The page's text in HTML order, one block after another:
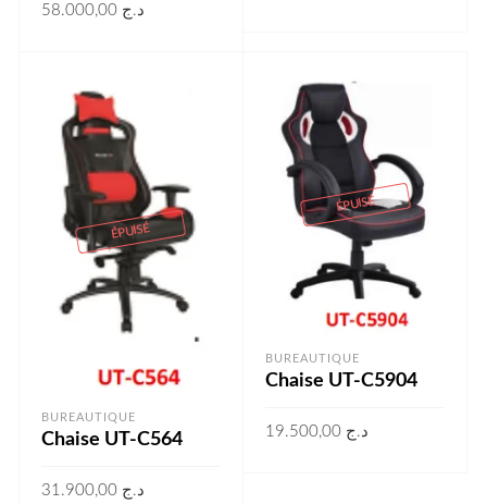
د.ج 58.000,00
ÉPUISÉ
BUREAUTIQUE
Chaise UT-C564
د.ج 31.900,00
ÉPUISÉ
BUREAUTIQUE
Chaise UT-C5904
د.ج